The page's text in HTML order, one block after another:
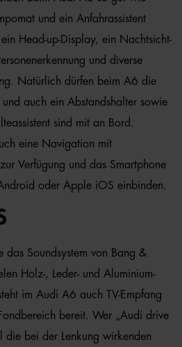
und ein Anfahrassistent
Head-up-Display, ein Nachtsicht-
und diverse
Natürlich dürfen beim A6 die
auch ein Abstandshalter sowie
sind mit an Bord.
eine Navigation mit
Verfügung und das Smartphone
oder Apple iOS einbinden.
das Soundsystem von Bang &
Holz-, Leder- und Aluminium-
im Audi A6 auch TV-Empfang
bereit. Wer „Audi drive
die bei der Lenkung wirkenden